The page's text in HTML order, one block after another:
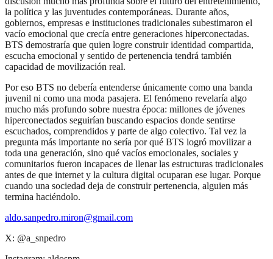
la política y las juventudes contemporáneas. Durante años,
gobiernos, empresas e instituciones tradicionales subestimaron el
vacío emocional que crecía entre generaciones hiperconectadas.
BTS demostraría que quien logre construir identidad compartida,
escucha emocional y sentido de pertenencia tendrá también
capacidad de movilización real.
Por eso BTS no debería entenderse únicamente como una banda
juvenil ni como una moda pasajera. El fenómeno revelaría algo
mucho más profundo sobre nuestra época: millones de jóvenes
hiperconectados seguirían buscando espacios donde sentirse
escuchados, comprendidos y parte de algo colectivo. Tal vez la
pregunta más importante no sería por qué BTS logró movilizar a
toda una generación, sino qué vacíos emocionales, sociales y
comunitarios fueron incapaces de llenar las estructuras tradicionales
antes de que internet y la cultura digital ocuparan ese lugar. Porque
cuando una sociedad deja de construir pertenencia, alguien más
termina haciéndolo.
aldo.sanpedro.miron@gmail.com
X: @a_snpedro